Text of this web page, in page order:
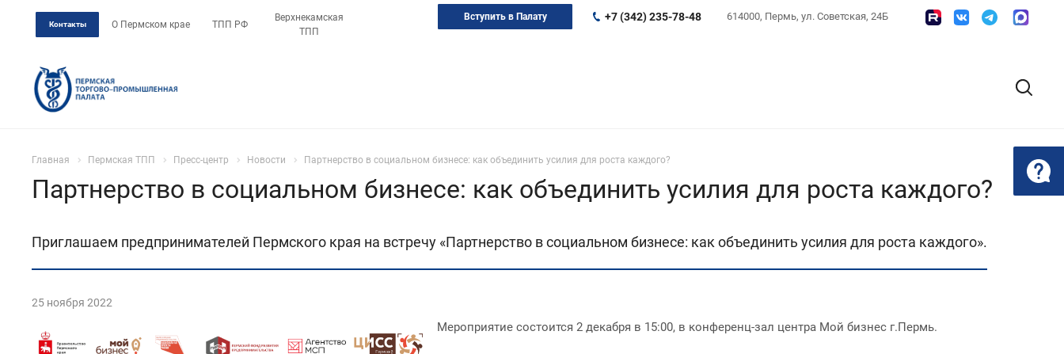
Контакты О Пермском крае ТПП РФ
Верхнекамская
ТПП
614000, Пермь, ул. Советская, 24Б
+7 (342) 235-78-48
Вступить в Палату
Главная Пермская ТПП Пресс-центр Новости Партнерство в социальном бизнесе: как объединить усилия для роста каждого?
Партнерство в социальном бизнесе: как объединить усилия для роста каждого?
Приглашаем предпринимателей Пермского края на встречу «Партнерство в социальном бизнесе: как объединить усилия для роста каждого».
25 ноября 2022
Мероприятие состоится 2 декабря в 15:00, в конференц-зал центра Мой бизнес г.Пермь.